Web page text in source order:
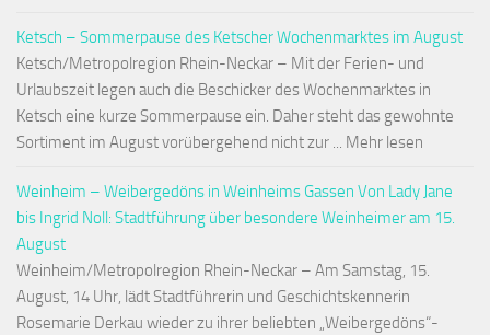
Ketsch – Sommerpause des Ketscher Wochenmarktes im August
Ketsch/Metropolregion Rhein-Neckar – Mit der Ferien- und
Urlaubszeit legen auch die Beschicker des Wochenmarktes in
Ketsch eine kurze Sommerpause ein. Daher steht das gewohnte
Sortiment im August vorübergehend nicht zur ... Mehr lesen
Weinheim – Weibergedöns in Weinheims Gassen Von Lady Jane
bis Ingrid Noll: Stadtführung über besondere Weinheimer am 15.
August
Weinheim/Metropolregion Rhein-Neckar – Am Samstag, 15.
August, 14 Uhr, lädt Stadtführerin und Geschichtskennerin
Rosemarie Derkau wieder zu ihrer beliebten „Weibergedöns“-